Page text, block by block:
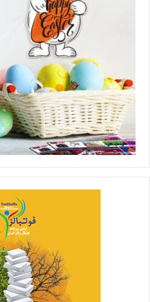
روزنامه فوتبالز فاطمه شریف